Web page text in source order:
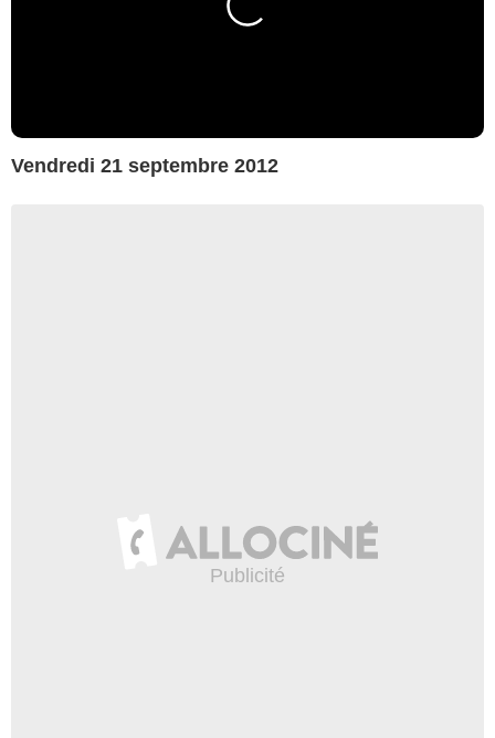
Vendredi 21 septembre 2012